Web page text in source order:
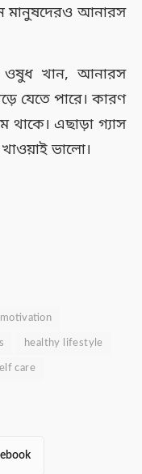
মানুষদেরও আনারস
ওষুধ খান, আনারস
যেতে পারে। কারণ
এছাড়া গ্যাস
ভালো।
healthy lifestyle
care